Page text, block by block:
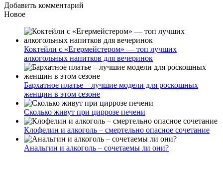
Добавить комментарий
Новое
Коктейли с «Егермейстером» — топ лучших
алкогольных напитков для вечеринок
Бархатное платье – лучшие модели для роскошных
женщин в этом сезоне
Сколько живут при циррозе печени
Клофелин и алкоголь – смертельно опасное сочетание
Анальгин и алкоголь – сочетаемы ли они?